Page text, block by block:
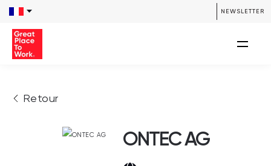
NEWSLETTER
Retour
ONTEC AG